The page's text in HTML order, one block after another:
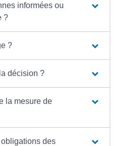
informées ou
?
?
décision ?
la mesure de
des